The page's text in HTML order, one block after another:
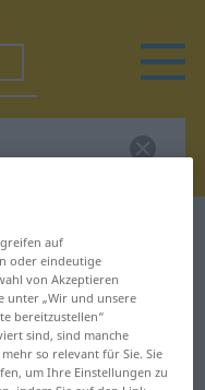
auf
oder eindeutige
von Akzeptieren
unter „Wir und unsere
bereitzustellen“
sind, sind manche
so relevant für Sie. Sie
um Ihre Einstellungen zu